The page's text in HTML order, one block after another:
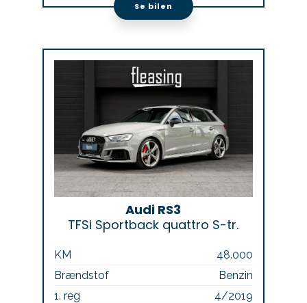
Se bilen
Audi RS3
TFSi Sportback quattro S-tr.
KM
48.000
Brændstof
Benzin
1. reg
4/2019